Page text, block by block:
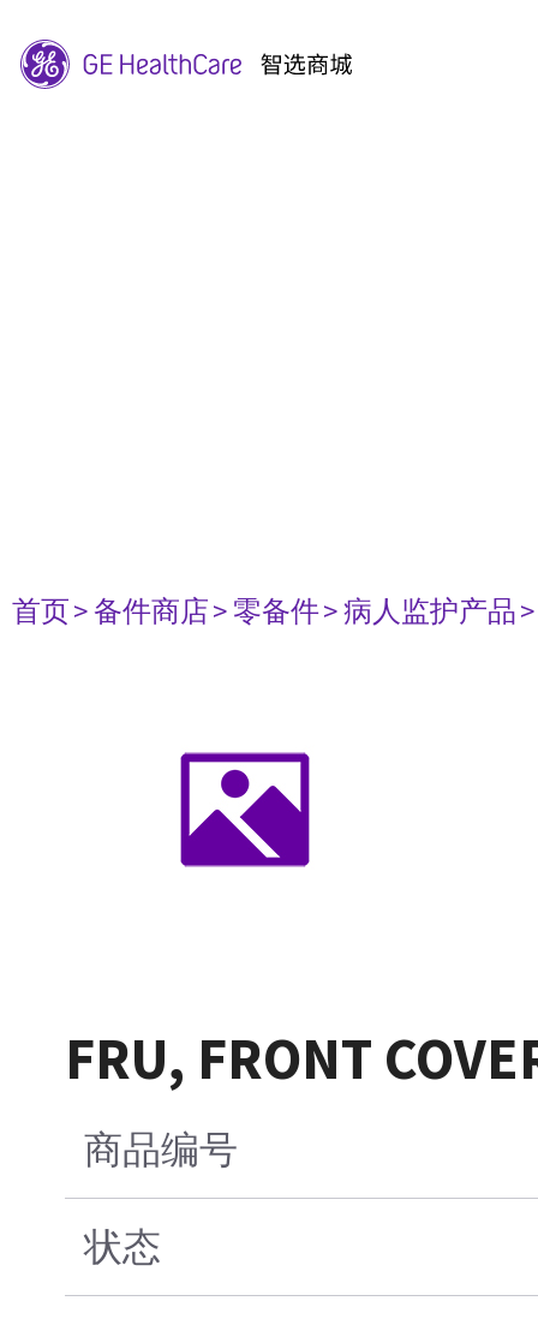
首页> 备件商店> 零备件> 病人监护产品
FRU, FRONT
商品编号
状态